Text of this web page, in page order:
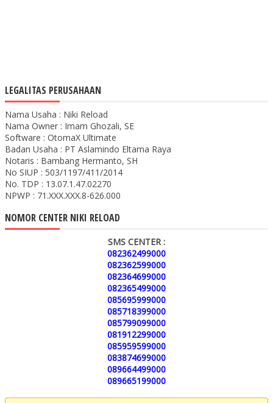
LEGALITAS PERUSAHAAN
Nama Usaha : Niki Reload
Nama Owner : Imam Ghozali, SE
Software : OtomaX Ultimate
Badan Usaha : PT Aslamindo Eltama Raya
Notaris : Bambang Hermanto, SH
No SIUP : 503/1197/411/2014
No. TDP : 13.07.1.47.02270
NPWP : 71.XXX.XXX.8-626.000
NOMOR CENTER NIKI RELOAD
SMS CENTER :
082362499000
082362599000
082364699000
082365499000
085695999000
085718399000
085799099000
081912299000
085959599000
083874699000
089664499000
089665199000